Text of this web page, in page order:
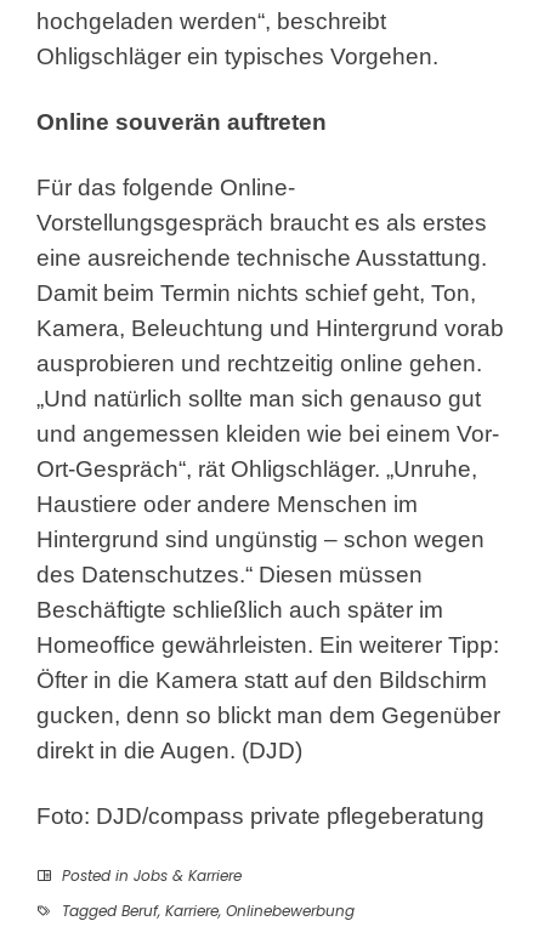
hochgeladen werden“, beschreibt
Ohligschläger ein typisches Vorgehen.
Online souverän auftreten
Für das folgende Online-
Vorstellungsgespräch braucht es als erstes
eine ausreichende technische Ausstattung.
Damit beim Termin nichts schief geht, Ton,
Kamera, Beleuchtung und Hintergrund vorab
ausprobieren und rechtzeitig online gehen.
„Und natürlich sollte man sich genauso gut
und angemessen kleiden wie bei einem Vor-
Ort-Gespräch“, rät Ohligschläger. „Unruhe,
Haustiere oder andere Menschen im
Hintergrund sind ungünstig – schon wegen
des Datenschutzes.“ Diesen müssen
Beschäftigte schließlich auch später im
Homeoffice gewährleisten. Ein weiterer Tipp:
Öfter in die Kamera statt auf den Bildschirm
gucken, denn so blickt man dem Gegenüber
direkt in die Augen. (DJD)
Foto: DJD/compass private pflegeberatung
Posted in Jobs & Karriere
Tagged Beruf, Karriere, Onlinebewerbung